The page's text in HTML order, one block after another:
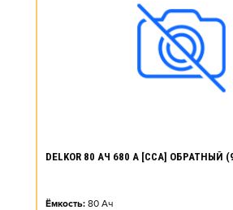
DELKOR 80 АЧ 680 А [CCA] ОБРАТНЫЙ
Ёмкость: 80 Ач